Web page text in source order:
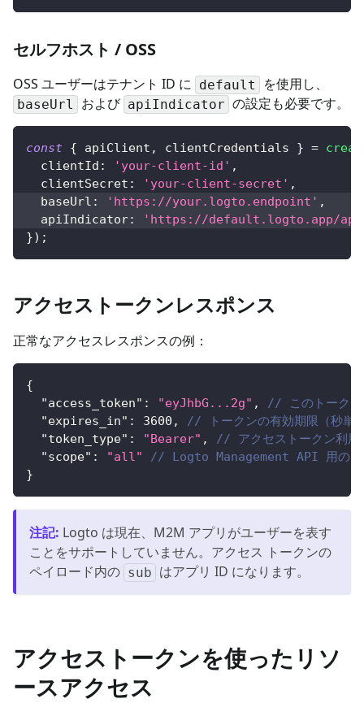
セルフホスト / OSS
OSS ユーザーはテナント ID に default を使用し、
baseUrl および apiIndicator の設定も必要です。
const { apiClient , clientCredentials } =
clientId : 'your-client-id' ,
clientSecret : 'your-client-secret' ,
baseUrl : 'https://your.logto.endpoint' ,
apiIndicator:
'https://default.logto.app/
}) ;
アクセストークンレスポンス
正常なアクセスレスポンスの例：
{
"access_token" : "eyJhbG...2g" ,
// このトーク
"expires_in" : 3600 ,
// トークンの有効期限（秒単
"token_type" : "Bearer" ,
// アクセストークン利用
"scope" : "all"
// Logto Management API 用の
}
注記: Logto は現在、M2M アプリがユーザーを表す
ことをサポートしていません。アクセス トークンの
ペイロード内の sub はアプリ ID になります。
アクセストークンを使ったリソ
ースアクセス